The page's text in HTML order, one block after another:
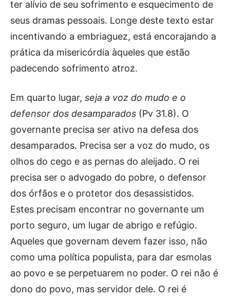
ter alívio de seu sofrimento e esquecimento de
seus dramas pessoais. Longe deste texto estar
incentivando a embriaguez, está encorajando a
prática da misericórdia àqueles que estão
padecendo sofrimento atroz.
Em quarto lugar, seja a voz do mudo e o
defensor dos desamparados (Pv 31.8). O
governante precisa ser ativo na defesa dos
desamparados. Precisa ser a voz do mudo, os
olhos do cego e as pernas do aleijado. O rei
precisa ser o advogado do pobre, o defensor
dos órfãos e o protetor dos desassistidos.
Estes precisam encontrar no governante um
porto seguro, um lugar de abrigo e refúgio.
Aqueles que governam devem fazer isso, não
como uma política populista, para dar esmolas
ao povo e se perpetuarem no poder. O rei não é
dono do povo, mas servidor dele. O rei é